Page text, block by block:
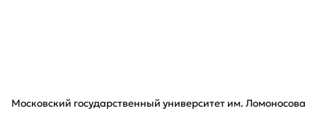
Московский государственный университет им. Ломоносова